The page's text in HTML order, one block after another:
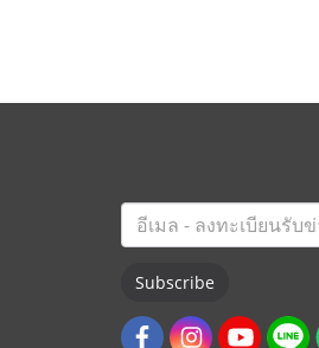
Subscribe